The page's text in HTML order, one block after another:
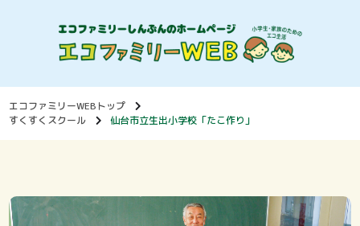
エコファミリーWEBトップ
すくすくスクール
仙台市立生出小学校「たこ作り」